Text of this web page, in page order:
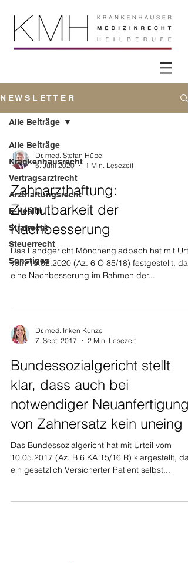
N E W S L E T T E R
Alle Beiträge
Krankenhausrecht
Vertragsarztrecht
Arzthaftungsrecht
E-Health
Strafrecht
Steuerrecht
Sonstiges
Alle Beiträge
Dr. med. Stefan Hübel
5. Juni 2020
1 Min. Lesezeit
Zahnarzthaftung:
Zumutbarkeit der
Nachbesserung
Das Landgericht Mönchengladbach hat mit
vom 19.02.2020 (Az. 6 O 85/18) festgestellt,
eine Nachbesserung im Rahmen der...
Dr. med. Inken Kunze
7. Sept. 2017
2 Min. Lesezeit
Bundessozialgericht stellt
klar, dass auch bei
notwendiger Neuanfertigung
von Zahnersatz kein uneing
Das Bundessozialgericht hat mit Urteil vom
10.05.2017 (Az. B 6 KA 15/16 R) klargestellt,
ein gesetzlich Versicherter Patient selbst...